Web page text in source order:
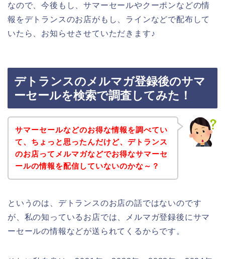
なので、今後もし、サマーセールやクーポンなどの情
報をデトランスのお店がもし、ラインなどで配布して
いたら、お知らせさせていただきます♪
デトランスのメルマガ登録後のサマ
ーセールを検索で調査してみた！
サマーセールなどのお得な情報を調べてい
て、ちょっと思ったんだけど、デトランス
のお店ってメルマガなどでお得なサマーセ
ールの情報を配信していないのかな～？
というのは、デトランスのお店の話ではないのです
が、私の知っているお店では、メルマガ登録後にサマ
ーセールの情報などが送られてくるからです。